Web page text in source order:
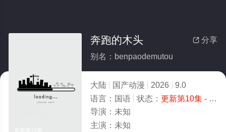
 分享
奔跑的木头
别名：benpaodemutou
大陆 国产动漫 2026
9.0
语言： 国语 状态： 更新第10集- 高清免费在线观看
导演： 未知
主演： 未知